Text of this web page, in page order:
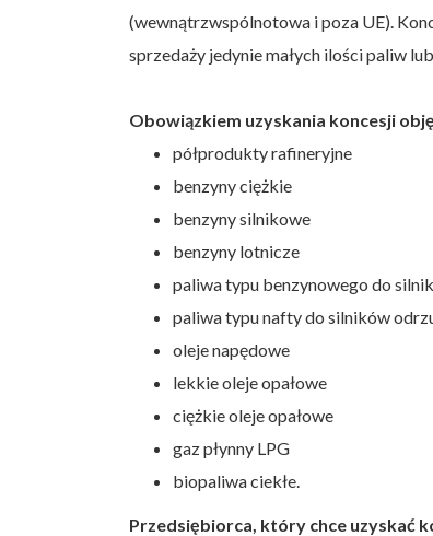
(wewnątrzwspólnotowa i poza UE).
sprzedaży jedynie małych ilości paliw
Obowiązkiem uzyskania koncesji
półprodukty rafineryjne
benzyny ciężkie
benzyny silnikowe
benzyny lotnicze
paliwa typu benzynowego do
paliwa typu nafty do silników
oleje napędowe
lekkie oleje opałowe
ciężkie oleje opałowe
gaz płynny LPG
biopaliwa ciekłe.
Przedsiębiorca, który chce uzyskać